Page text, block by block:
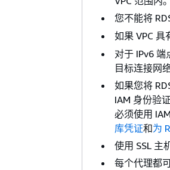
您不能将
如果 VPC
对于 IPv6 端
目标连接网
如果您将
IAM 身份验
必须使用
库凭证和为
使用 SSL 主
每个代理都